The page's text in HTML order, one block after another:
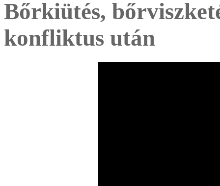
Bőrkiütés,
konfliktus után